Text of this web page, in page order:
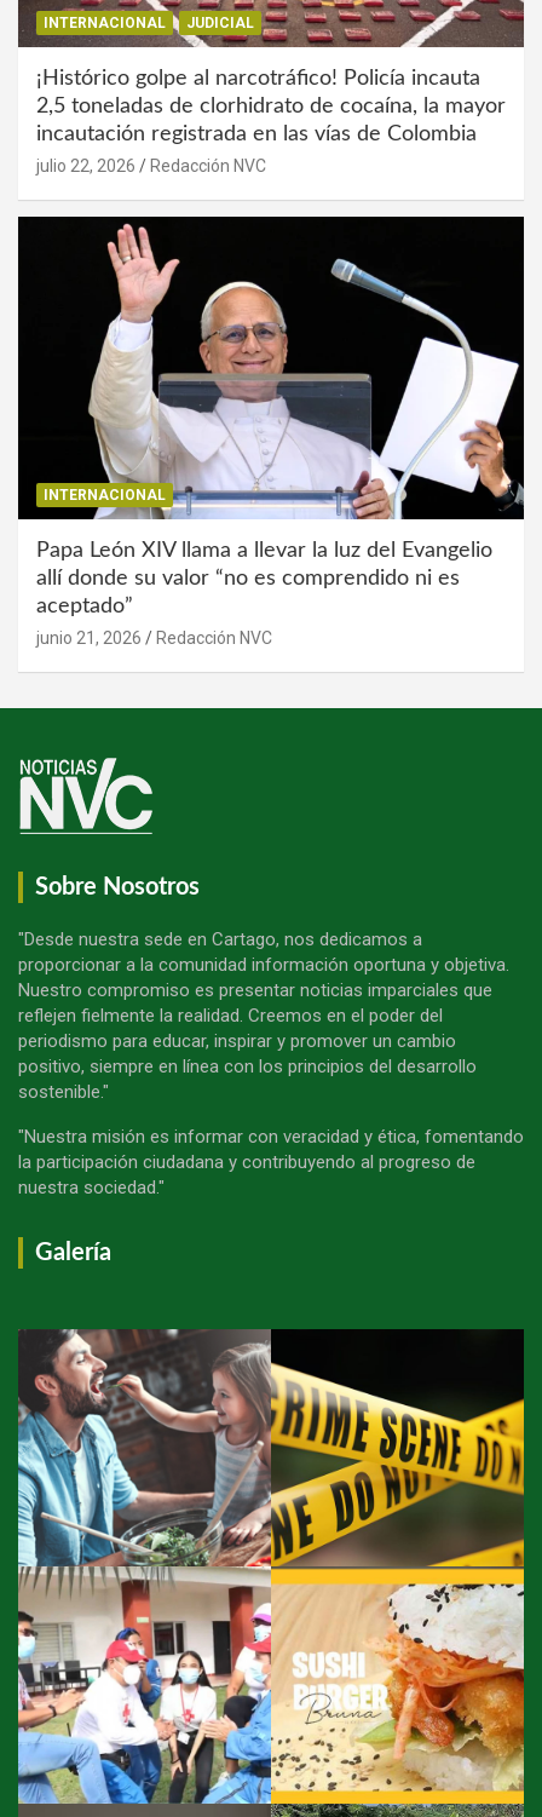
INTERNACIONAL JUDICIAL
¡Histórico golpe al narcotráfico! Policía incauta
2,5 toneladas de clorhidrato de cocaína, la mayor
incautación registrada en las vías de Colombia
julio 22, 2026 Redacción NVC
INTERNACIONAL
Papa León XIV llama a llevar la luz del Evangelio
allí donde su valor “no es comprendido ni es
aceptado”
junio 21, 2026 Redacción NVC
Sobre Nosotros
"Desde nuestra sede en Cartago, nos dedicamos a
proporcionar a la comunidad información oportuna y objetiva.
Nuestro compromiso es presentar noticias imparciales que
reflejen fielmente la realidad. Creemos en el poder del
periodismo para educar, inspirar y promover un cambio
positivo, siempre en línea con los principios del desarrollo
sostenible."
"Nuestra misión es informar con veracidad y ética, fomentando
la participación ciudadana y contribuyendo al progreso de
nuestra sociedad."
Galería